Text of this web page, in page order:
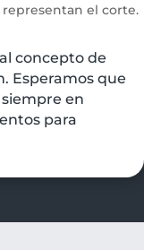
el corte.
concepto de
Esperamos que
en
para